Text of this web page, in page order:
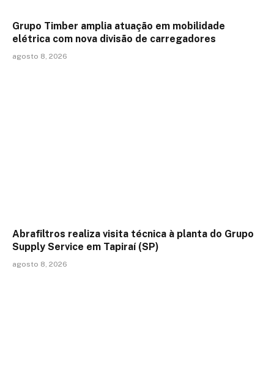
Grupo Timber amplia atuação em mobilidade
elétrica com nova divisão de carregadores
agosto 8, 2026
Abrafiltros realiza visita técnica à planta do Grupo
Supply Service em Tapiraí (SP)
agosto 8, 2026